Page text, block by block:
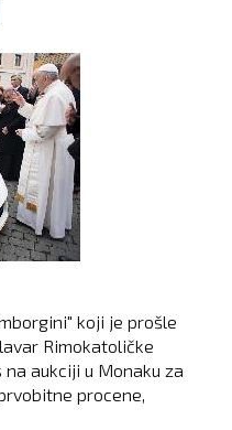
koji je prošle
Rimokatoličke
aukciji u Monaku za
procene,